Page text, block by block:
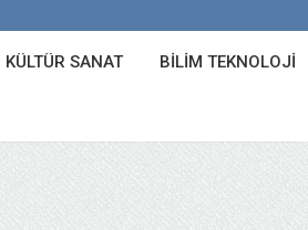
KÜLTÜR SANAT BILIM TEKNOLOJI